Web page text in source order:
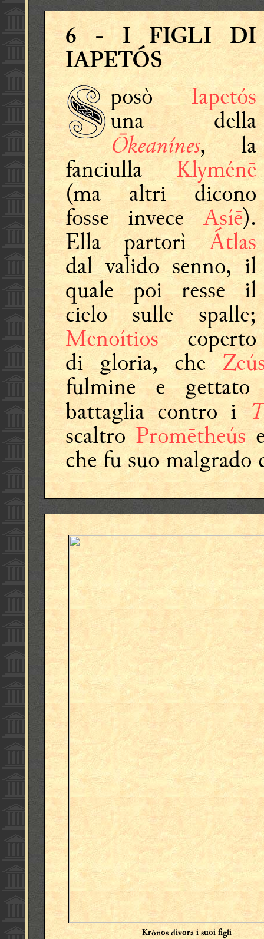
6- I FIGLI DI
IAPETÓS
posòIapetós
una della
Ōkeanínes, la
fanciullaKlyménē
(ma altri dicono
fosse invece Asíē).
Ella partorìÁtlas
dal valido senno, il
quale poi resse il
cielo sulle spalle;
Menoítioscoperto
di gloria, che
fulmine e
battaglia contro i
scaltroPromētheús
che fu suo malgrado
Krónos divora i suoi figli